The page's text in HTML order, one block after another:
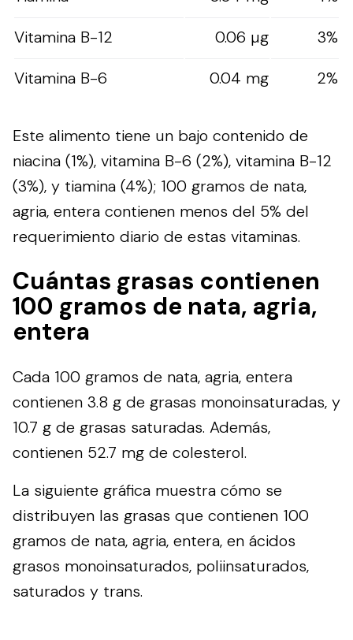
Vitamina B-12
0.06 µg
3%
Vitamina B-6
0.04 mg 2%
Este alimento tiene un bajo contenido de
niacina (1%), vitamina B-6 (2%), vitamina B-12
(3%), y tiamina (4%); 100 gramos de nata,
agria, entera contienen menos del 5% del
requerimiento diario de estas vitaminas.
Cuántas grasas contienen
100 gramos de nata, agria,
entera
Cada 100 gramos de nata, agria, entera
contienen 3.8 g de grasas monoinsaturadas, y
10.7 g de grasas saturadas. Además,
contienen 52.7 mg de colesterol.
La siguiente gráfica muestra cómo se
distribuyen las grasas que contienen 100
gramos de nata, agria, entera, en ácidos
grasos monoinsaturados, poliinsaturados,
saturados y trans.